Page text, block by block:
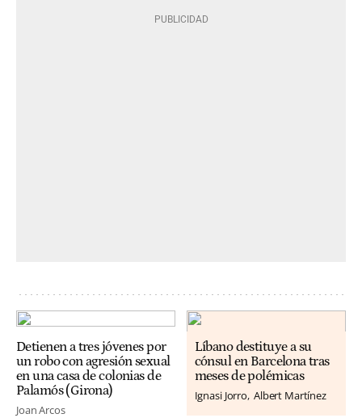
Detienen a tres jóvenes por
un robo con agresión sexual
en una casa de colonias de
Palamós (Girona)
Joan Arcos
Líbano destituye a su
cónsul en Barcelona tras
meses de polémicas
Ignasi Jorro Albert Martínez